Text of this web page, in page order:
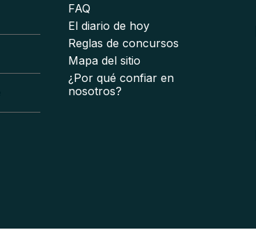
FAQ
El diario de hoy
Reglas de concursos
Mapa del sitio
¿Por qué confiar en
nosotros?